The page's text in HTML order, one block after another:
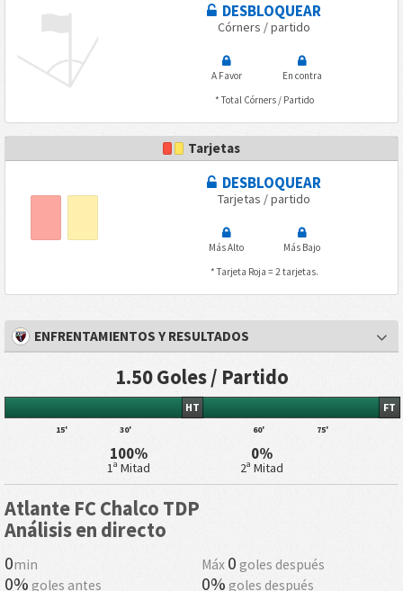
DESBLOQUEAR
Córners / partido
A Favor
En contra
* Total Córners / Partido
Tarjetas
DESBLOQUEAR
Tarjetas / partido
Más Alto
Más Bajo
* Tarjeta Roja = 2 tarjetas.
ENFRENTAMIENTOS Y RESULTADOS
1.50 Goles / Partido
15' 30'
HT
60' 75'
FT
100%
1ª Mitad
0%
2ª Mitad
Atlante FC Chalco TDP
Análisis en directo
0min Máx 0 goles después
0% goles antes 0% goles después